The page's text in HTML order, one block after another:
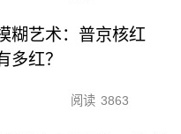
糊艺术：普京核红
多红？
阅读 3863